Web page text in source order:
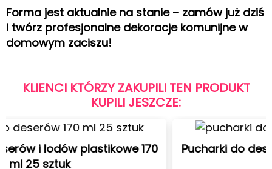
Forma jest aktualnie na stanie – zamów już dziś
i twórz profesjonalne dekoracje komunijne w
domowym zaciszu!
KLIENCI KTÓRZY ZAKUPILI TEN PRODUKT
KUPILI JESZCZE:
Pucharki do deserów i lodów plastikowe 120